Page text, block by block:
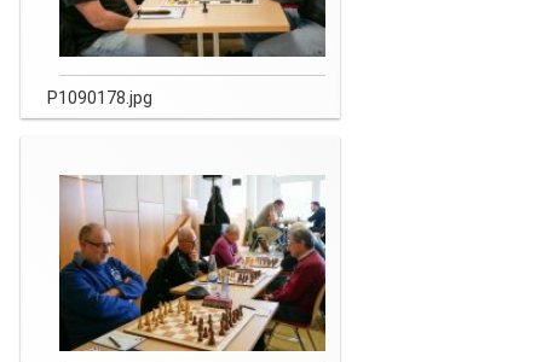
P1090178.jpg